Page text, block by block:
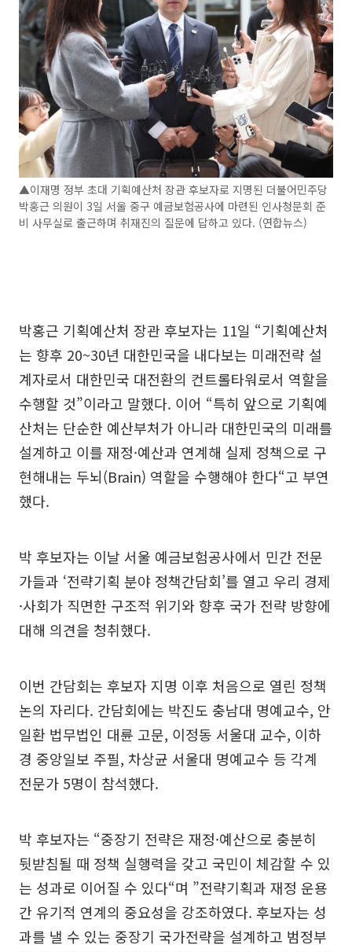
▲이재명 정부 초대 기획예산처 장관 후보자로 지명된 더불어민주당
박홍근 의원이 3일 서울 중구 예금보험공사에 마련된 인사청문회 준
비 사무실로 출근하며 취재진의 질문에 답하고 있다. (연합뉴스)
박홍근 기획예산처 장관 후보자는 11일 “기획예산처
는 향후 20~30년 대한민국을 내다보는 미래전략 설
계자로서 대한민국 대전환의 컨트롤타워로서 역할을
수행할 것”이라고 말했다. 이어 “특히 앞으로 기획예
산처는 단순한 예산부처가 아니라 대한민국의 미래를
설계하고 이를 재정·예산과 연계해 실제 정책으로 구
현해내는 두뇌(Brain) 역할을 수행해야 한다“고 부연
했다.
박 후보자는 이날 서울 예금보험공사에서 민간 전문
가들과 ‘전략기획 분야 정책간담회’를 열고 우리 경제
·사회가 직면한 구조적 위기와 향후 국가 전략 방향에
대해 의견을 청취했다.
이번 간담회는 후보자 지명 이후 처음으로 열린 정책
논의 자리다. 간담회에는 박진도 충남대 명예교수, 안
일환 법무법인 대륜 고문, 이정동 서울대 교수, 이하
경 중앙일보 주필, 차상균 서울대 명예교수 등 각계
전문가 5명이 참석했다.
박 후보자는 “중장기 전략은 재정·예산으로 충분히
뒷받침될 때 정책 실행력을 갖고 국민이 체감할 수 있
는 성과로 이어질 수 있다“며 ”전략기획과 재정 운용
간 유기적 연계의 중요성을 강조하였다. 후보자는 성
과를 낼 수 있는 중장기 국가전략을 설계하고 범정부